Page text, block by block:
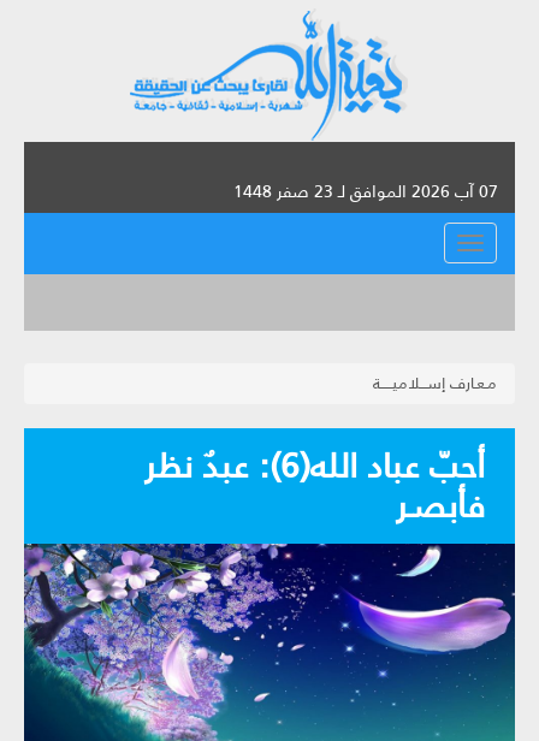
07 آب 2026 الموافق لـ 23 صفر 1448
القائمة
مـعـارف إســـلاميـــــة
أحبّ عباد الله(6): عبدٌ نظر
فأبصـر